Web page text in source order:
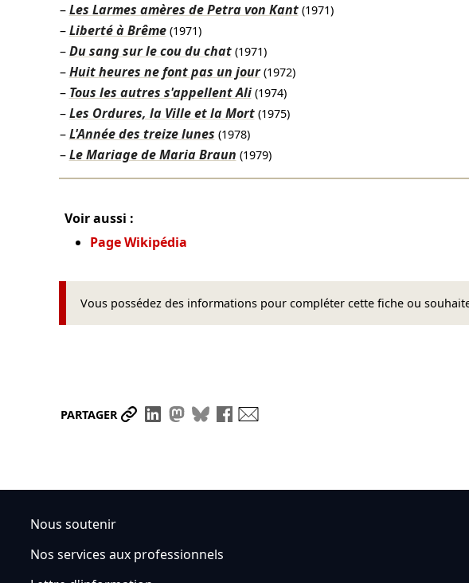
Les Larmes amères de Petra von Kant (1971)
Liberté à Brême (1971)
Du sang sur le cou du chat (1971)
Huit heures ne font pas un jour (1972)
Tous les autres s'appellent Ali (1974)
Les Ordures, la Ville et la Mort (1975)
L'Année des treize lunes (1978)
Le Mariage de Maria Braun (1979)
Voir aussi :
Page Wikipédia
Vous possédez des informations pour compléter cette fiche ou
PARTAGER Partager le lien
Partager sur LinkedIn
Partager sur Mastodon
Partager sur Bluesky
Partager sur Facebook
Nous soutenir
Nos services aux professionnels